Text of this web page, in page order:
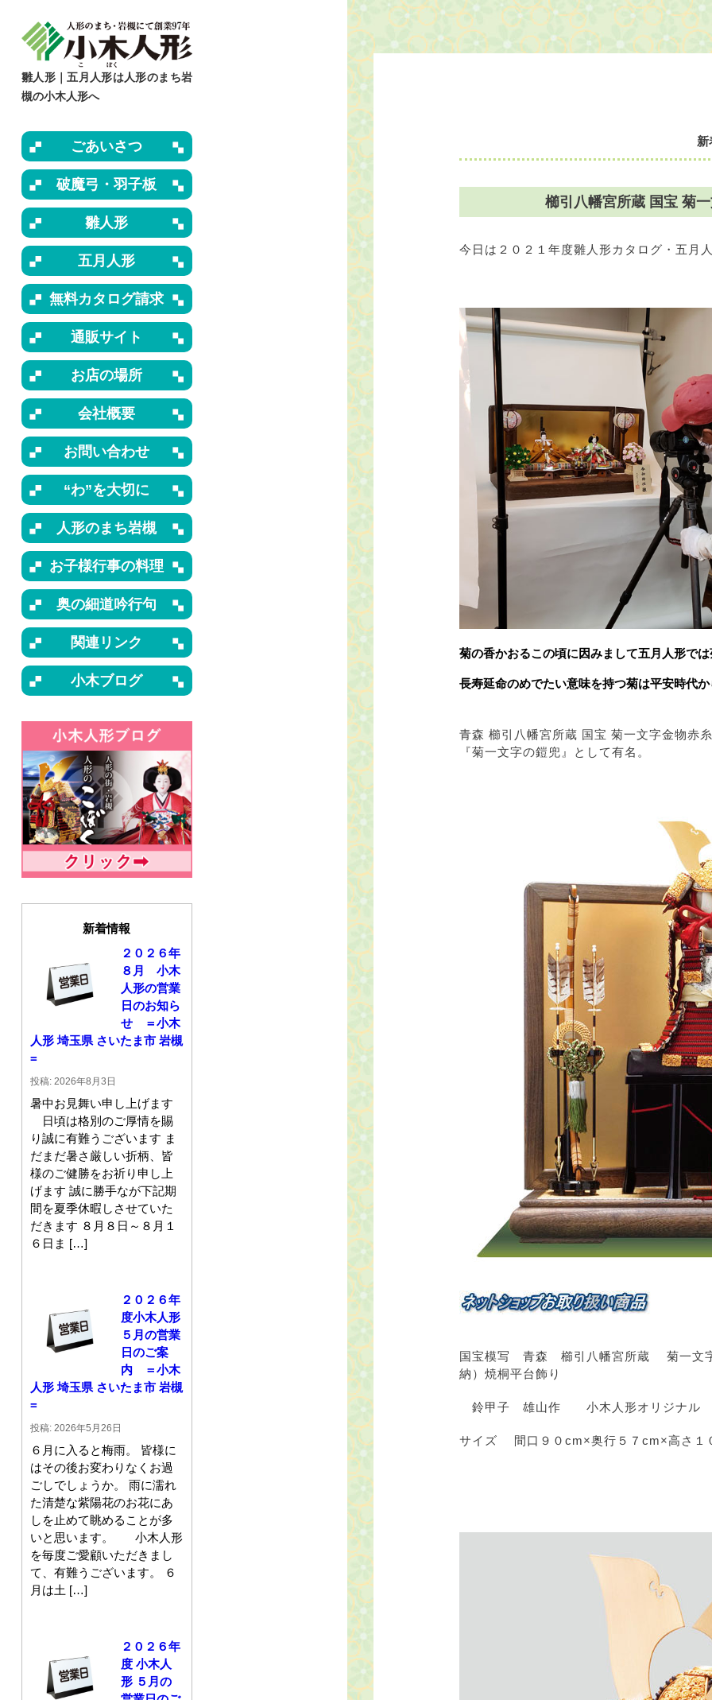
雛人形｜五月人形は人形のまち岩
槻の小木人形へ
ごあいさつ
破魔弓・羽子板
雛人形
五月人形
無料カタログ請求
通販サイト
お店の場所
会社概要
お問い合わせ
“わ”を大切に
人形のまち岩槻
お子様行事の料理
奥の細道吟行句
関連リンク
小木ブログ
新着情報
２０２６年
８月 小木
人形の営業
日のお知ら
せ ＝小木
人形 埼玉県 さいたま市 岩槻
=
投稿: 2026年8月3日
暑中お見舞い申し上げます
日頃は格別のご厚情を賜
り誠に有難うございます ま
だまだ暑さ厳しい折柄、皆
様のご健勝をお祈り申し上
げます 誠に勝手なが下記期
間を夏季休暇しさせていた
だきます ８月８日～８月１
６日ま […]
２０２６年
度小木人形
５月の営業
日のご案
内 ＝小木
人形 埼玉県 さいたま市 岩槻
=
投稿: 2026年5月26日
６月に入ると梅雨。 皆様に
はその後お変わりなくお過
ごしでしょうか。 雨に濡れ
た清楚な紫陽花のお花にあ
しを止めて眺めることが多
いと思います。 小木人形
を毎度ご愛顧いただきまし
て、有難うございます。 ６
月は土 […]
２０２６年
度 小木人
形 ５月の
新
櫛引八幡宮所蔵 国宝 菊
今日は２０２１年度雛人形カタログ・五月
菊の香かおるこの頃に因みまして五月人形で
長寿延命のめでたい意味を持つ菊は平安時代
青森 櫛引八幡宮所蔵 国宝 菊一文字金物赤
『菊一文字の鎧兜』として有名。
国宝模写 青森 櫛引八幡宮所蔵 菊一文字
納）焼桐平台飾り
鈴甲子 雄山作 小木人形オリジナ
サイズ 間口９０cm×奥行５７cm×高さ１